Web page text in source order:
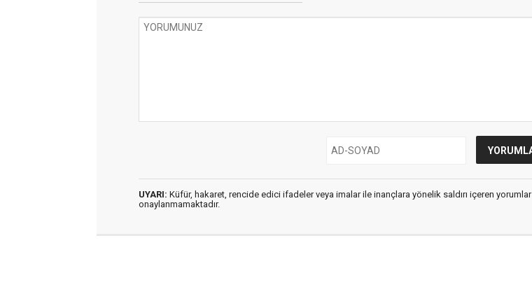
UYARI: Küfür, hakaret, rencide edici ifadeler veya imalar ile inançlara yönelik saldırı içeren yorumlar
onaylanmamaktadır.